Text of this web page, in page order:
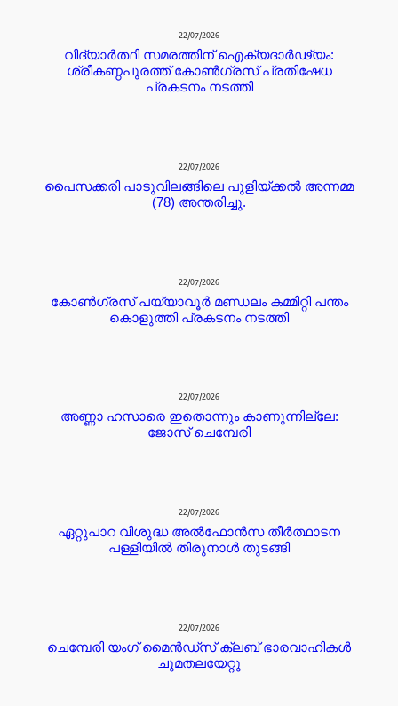
22/07/2026
വിദ്യാർത്ഥി സമരത്തിന് ഐക്യദാർഢ്യം:
ശ്രീകണ്ഠപുരത്ത് കോൺഗ്രസ് പ്രതിഷേധ
പ്രകടനം നടത്തി
22/07/2026
പൈസക്കരി പാടുവിലങ്ങിലെ പുളിയ്ക്കൽ അന്നമ്മ
(78) അന്തരിച്ചു.
22/07/2026
കോൺഗ്രസ് പയ്യാവൂർ മണ്ഡലം കമ്മിറ്റി പന്തം
കൊളുത്തി പ്രകടനം നടത്തി
22/07/2026
അണ്ണാ ഹസാരെ ഇതൊന്നും കാണുന്നില്ലേ:
ജോസ് ചെമ്പേരി
22/07/2026
ഏറ്റുപാറ വിശുദ്ധ അൽഫോൻസ തീർത്ഥാടന
പള്ളിയിൽ തിരുനാൾ തുടങ്ങി
22/07/2026
ചെമ്പേരി യംഗ് മൈൻഡ്സ് ക്ലബ് ഭാരവാഹികൾ
ചുമതലയേറ്റു